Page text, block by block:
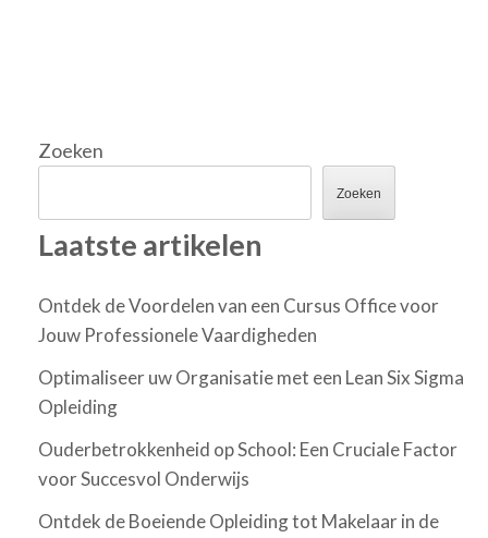
Zoeken
Zoeken
Laatste artikelen
Ontdek de Voordelen van een Cursus Office voor
Jouw Professionele Vaardigheden
Optimaliseer uw Organisatie met een Lean Six Sigma
Opleiding
Ouderbetrokkenheid op School: Een Cruciale Factor
voor Succesvol Onderwijs
Ontdek de Boeiende Opleiding tot Makelaar in de